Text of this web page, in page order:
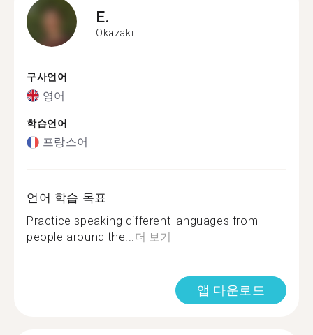
E.
Okazaki
구사언어
영어
학습언어
프랑스어
언어 학습 목표
Practice speaking different languages from
people around the...더 보기
앱 다운로드